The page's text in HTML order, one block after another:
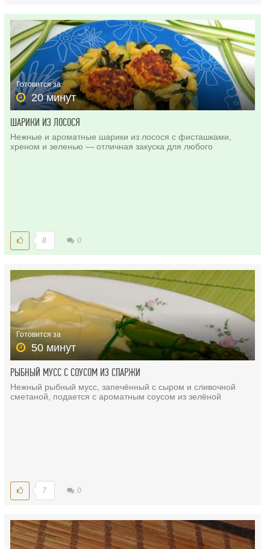
Готовится за
20 минут
ШАРИКИ ИЗ ЛОСОСЯ
Нежные и ароматные шарики из лосося с фисташками,
хреном и зеленью — отличная закуска для любого
8 0
Готовится за
50 минут
РЫБНЫЙ МУСС С СОУСОМ ИЗ СПАРЖИ
Нежный рыбный мусс, запечённый с сыром и сливочной
сметаной, подается с ароматным соусом из зелёной
7 0